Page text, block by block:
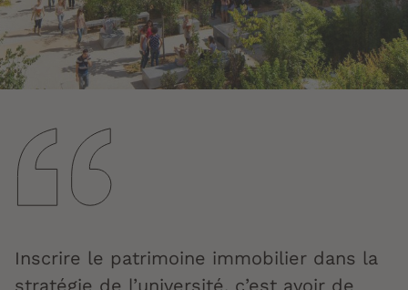
Inscrire le patrimoine immobilier dans la
stratégie de l’université, c’est avoir de